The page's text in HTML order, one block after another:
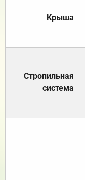
Крыша
Стропильная
система